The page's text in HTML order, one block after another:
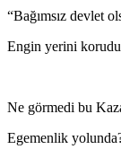
Engin
Ne